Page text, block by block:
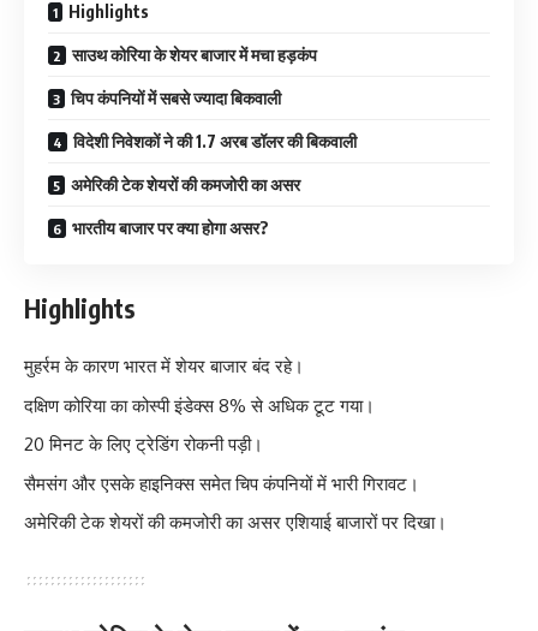
Highlights
साउथ कोरिया के शेयर बाजार में मचा हड़कंप
चिप कंपनियों में सबसे ज्यादा बिकवाली
विदेशी निवेशकों ने की 1.7 अरब डॉलर की बिकवाली
अमेरिकी टेक शेयरों की कमजोरी का असर
भारतीय बाजार पर क्या होगा असर?
Highlights
मुहर्रम के कारण भारत में शेयर बाजार बंद रहे।
दक्षिण कोरिया का कोस्पी इंडेक्स 8% से अधिक टूट गया।
20 मिनट के लिए ट्रेडिंग रोकनी पड़ी।
सैमसंग और एसके हाइनिक्स समेत चिप कंपनियों में भारी गिरावट।
अमेरिकी टेक शेयरों की कमजोरी का असर एशियाई बाजारों पर दिखा।